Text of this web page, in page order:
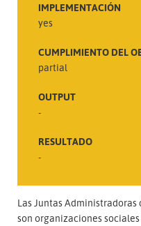
IMPLEMENTACIÓN
yes
CUMPLIMIENTO DEL
partial
OUTPUT
-
RESULTADO
-
Las Juntas
son organizaciones